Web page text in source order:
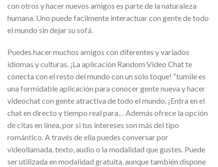
con otros y hacer nuevos amigos es parte de la naturaleza
humana. Uno puede facilmente interactuar con gente de todo
el mundo sin dejar su sofá.
Puedes hacer muchos amigos con diferentes y variados
idiomas y culturas. ¡La aplicación Random Video Chat te
conecta con el resto del mundo con un solo toque! “tumile es
una formidable aplicación para conocer gente nueva y hacer
videochat con gente atractiva de todo el mundo. ¡Entra en el
chat en directo y tiempo real para… Además ofrece la opción
de citas en línea, por si tus intereses son más del tipo
romántico. A través de ella puedes conversar por
videollamada, texto, audio o la modalidad que gustes. Puede
ser utilizada en modalidad gratuita, aunque también dispone